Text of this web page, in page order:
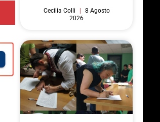
Cecilia Colli
8 Agosto
2026